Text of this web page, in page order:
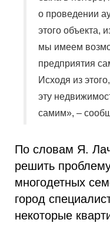
о проведении
этого объекта,
мы имеем
предприятия
Исходя из
эту
самим», –
По словам Я.
решить
многодетных
город
некоторые